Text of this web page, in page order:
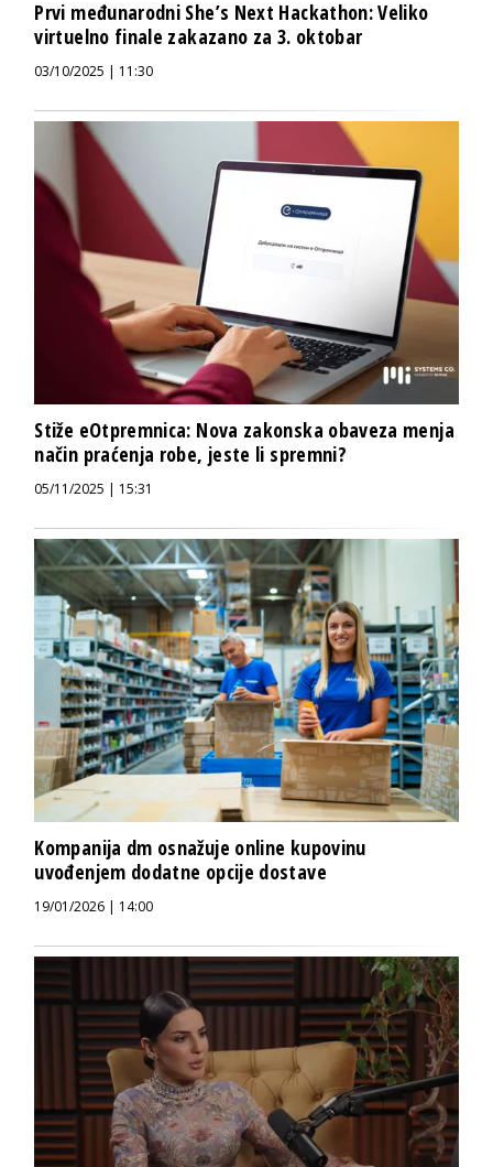
Prvi međunarodni She’s Next Hackathon: Veliko
virtuelno finale zakazano za 3. oktobar
03/10/2025 | 11:30
Stiže eOtpremnica: Nova zakonska obaveza menja
način praćenja robe, jeste li spremni?
05/11/2025 | 15:31
Kompanija dm osnažuje online kupovinu
uvođenjem dodatne opcije dostave
19/01/2026 | 14:00